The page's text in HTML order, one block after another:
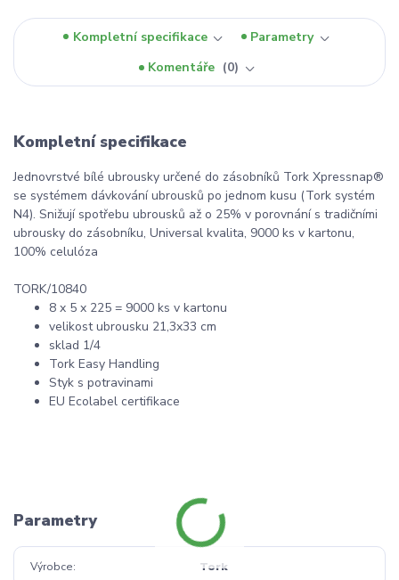
Kompletní specifikace
Parametry
Komentáře
0
Kompletní specifikace
Jednovrstvé bílé ubrousky určené do zásobníků Tork Xpressnap®
se systémem dávkování ubrousků po jednom kusu (Tork systém
N4). Snižují spotřebu ubrousků až o 25% v porovnání s tradičními
ubrousky do zásobníku, Universal kvalita, 9000 ks v kartonu,
100% celulóza
TORK/10840
8 x 5 x 225 = 9000 ks v kartonu
velikost ubrousku 21,3x33 cm
sklad 1/4
Tork Easy Handling
Styk s potravinami
EU Ecolabel certifikace
Parametry
Výrobce Tork